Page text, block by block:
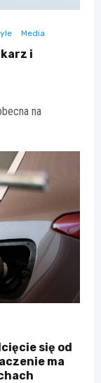
Media
i
na
się od
ma